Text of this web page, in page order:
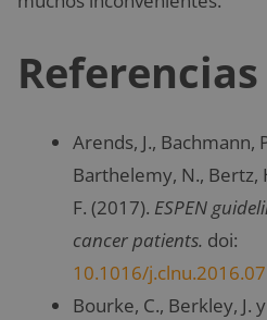
Referencias
Arends, J., Bachmann,
Barthelemy, N., Bertz,
F. (2017). ESPEN
cancer patients. doi:
10.1016/
Bourke, C., Berkley, J.